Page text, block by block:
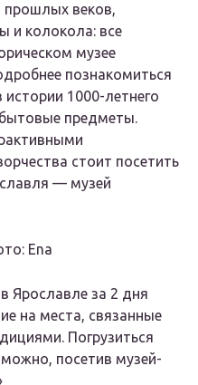
прошлых веков,
и колокола: все
музее
познакомиться
1000-летнего
предметы.
стоит посетить
— музей
Ena
Ярославле за 2 дня
на места, связанные
Погрузиться
посетив музей-